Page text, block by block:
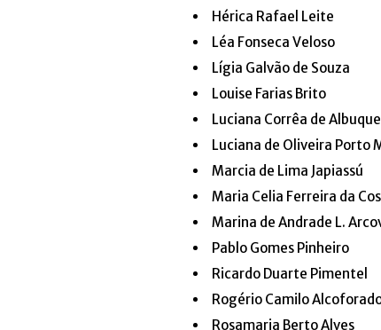
Hérica Rafael Leite
Léa Fonseca Veloso
Lígia Galvão de Souza
Louise Farias Brito
Luciana Corrêa de
Luciana de Oliveira Porto
Marcia de Lima Japiassú
Maria Celia Ferreira da
Marina de Andrade L.
Pablo Gomes Pinheiro
Ricardo Duarte Pimentel
Rogério Camilo
Rosamaria Berto Alves